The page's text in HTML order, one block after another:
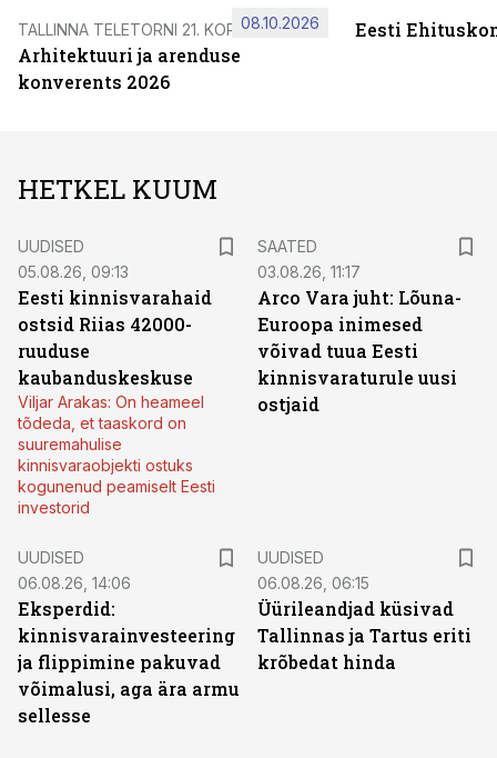
TALLINNA TELETORNI 21. KORRUSEL
Arhitektuuri ja arenduse
konverents 2026
08.10.2026 Eesti
HETKEL KUUM
UUDISED
05.08.26, 09:13
Eesti kinnisvarahaid
ostsid Riias 42000-
ruuduse
kaubanduskeskuse
Viljar Arakas: On heameel
tõdeda, et taaskord on
suuremahulise
kinnisvaraobjekti ostuks
kogunenud peamiselt Eesti
investorid
SAATED
03.08.26, 11:17
Arco Vara juht: Lõuna-
Euroopa inimesed
võivad tuua Eesti
kinnisvaraturule uusi
ostjaid
UUDISED
06.08.26, 14:06
Eksperdid:
kinnisvarainvesteering
ja flippimine pakuvad
võimalusi, aga ära armu
sellesse
UUDISED
06.08.26, 06:15
Üürileandjad küsivad
Tallinnas ja Tartus eriti
krõbedat hinda